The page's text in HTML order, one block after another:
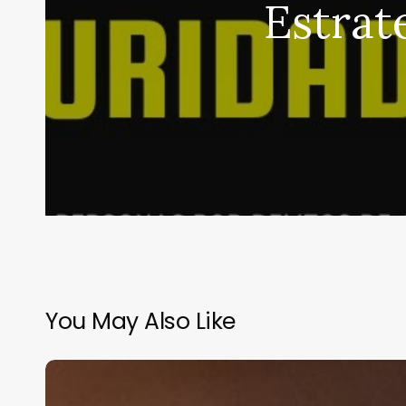
You May Also Like
Multa